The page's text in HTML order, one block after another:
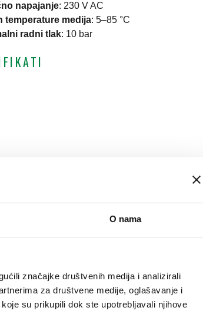
O nama
značajke društvenih medija i analizirali
za društvene medije, oglašavanje i
su prikupili dok ste upotrebljavali njihove
napajanje: 230 V AC
temperature medija: 5–85 °C
radni tlak: 10 bar
1) ŽN
G 1" A (ISO 228-1) M